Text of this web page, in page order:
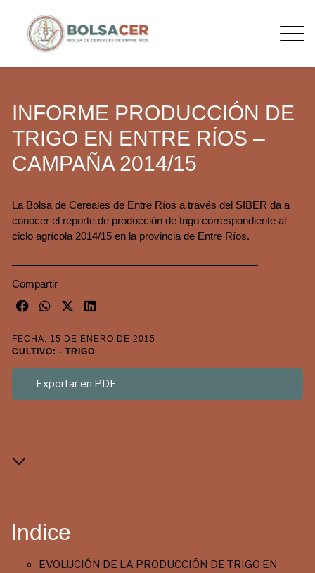
INFORME PRODUCCIÓN DE
TRIGO EN ENTRE RÍOS –
CAMPAÑA 2014/15
La Bolsa de Cereales de Entre Ríos a través del SIBER da a
conocer el reporte de producción de trigo correspondiente al
ciclo agrícola 2014/15 en la provincia de Entre Ríos.
Compartir
FECHA: 15 DE ENERO DE 2015
CULTIVO: - TRIGO
Exportar en PDF
Indice
EVOLUCIÓN DE LA PRODUCCIÓN DE TRIGO EN